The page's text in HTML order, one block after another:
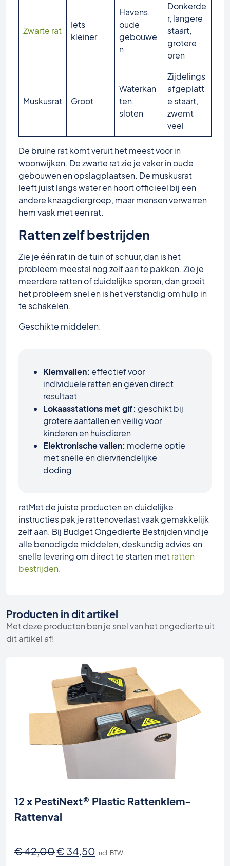
Zwarte rat
Iets
kleiner
Havens,
oude
gebouwe
n
Donkerde
r, langere
staart,
grotere
oren
Muskusrat Groot
Waterkan
ten,
sloten
Zijdelings
afgeplatt
e staart,
zwemt
veel
De bruine rat komt veruit het meest voor in
woonwijken. De zwarte rat zie je vaker in oude
gebouwen en opslagplaatsen. De muskusrat
leeft juist langs water en hoort officieel bij een
andere knaagdiergroep, maar mensen verwarren
hem vaak met een rat.
Ratten zelf bestrijden
Zie je één rat in de tuin of schuur, dan is het
probleem meestal nog zelf aan te pakken. Zie je
meerdere ratten of duidelijke sporen, dan groeit
het probleem snel en is het verstandig om hulp in
te schakelen.
Geschikte middelen:
Klemvallen: effectief voor
individuele ratten en geven direct
resultaat
Lokaasstations met gif: geschikt bij
grotere aantallen en veilig voor
kinderen en huisdieren
Elektronische vallen: moderne optie
met snelle en diervriendelijke
doding
ratMet de juiste producten en duidelijke
instructies pak je rattenoverlast vaak gemakkelijk
zelf aan. Bij Budget Ongedierte Bestrijden vind je
alle benodigde middelen, deskundig advies en
snelle levering om direct te starten metratten
bestrijden.
Producten in dit artikel
Met deze producten ben je snel van het ongedierte uit
dit artikel af!
12 x PestiNext® Plastic Rattenklem-
Rattenval
€42,00Oorspronkelijke
€ 34,50 Huidige
Incl. BTW